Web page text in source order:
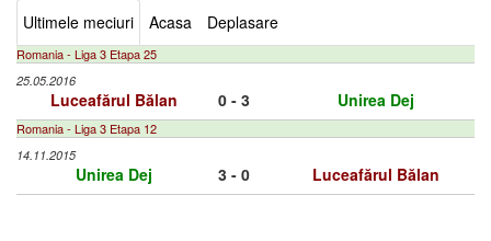
Ultimele meciuri Acasa Deplasare
Romania - Liga 3 Etapa 25
25.05.2016
Luceafărul Bălan 0 - 3 Unirea Dej
Romania - Liga 3 Etapa 12
14.11.2015
Unirea Dej 3 - 0 Luceafărul Bălan